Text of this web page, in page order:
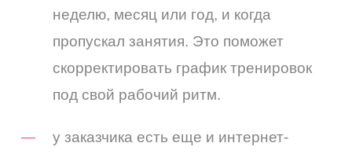
неделю, месяц или год, и когда
пропускал занятия. Это поможет
скорректировать график тренировок
под свой рабочий ритм.
у заказчика есть еще и интернет-